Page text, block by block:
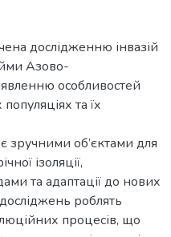
дослідженню інвазій
Азово-
особливостей
та їх
зручними об’єктами для
ізоляції,
та адаптації до нових
роблять
процесів, що